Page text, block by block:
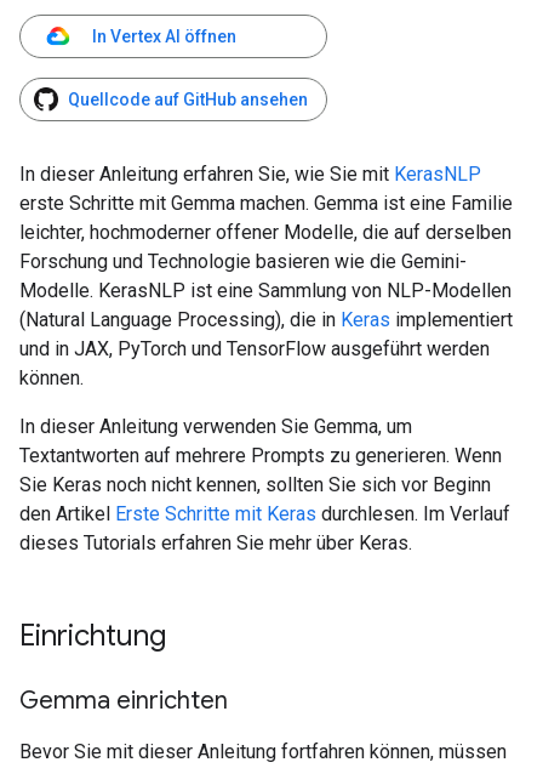
In Vertex AI öffnen
Quellcode auf GitHub ansehen
In dieser Anleitung erfahren Sie, wie Sie mit KerasNLP
erste Schritte mit Gemma machen. Gemma ist eine Familie
leichter, hochmoderner offener Modelle, die auf derselben
Forschung und Technologie basieren wie die Gemini-
Modelle. KerasNLP ist eine Sammlung von NLP-Modellen
(Natural Language Processing), die in Keras implementiert
und in JAX, PyTorch und TensorFlow ausgeführt werden
können.
In dieser Anleitung verwenden Sie Gemma, um
Textantworten auf mehrere Prompts zu generieren. Wenn
Sie Keras noch nicht kennen, sollten Sie sich vor Beginn
den Artikel Erste Schritte mit Keras durchlesen. Im Verlauf
dieses Tutorials erfahren Sie mehr über Keras.
Einrichtung
Gemma einrichten
Bevor Sie mit dieser Anleitung fortfahren können, müssen